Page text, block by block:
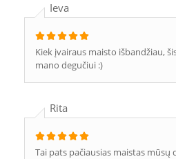
Ieva
Kiek įvairaus maisto išbandžiau,
mano degučiui :)
Rita
Tai pats pačiausias maistas mūsų